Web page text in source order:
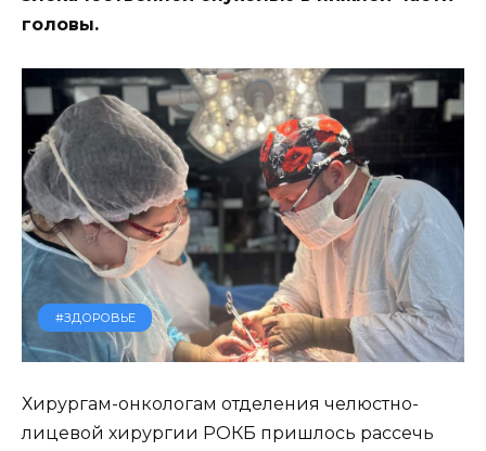
головы.
#ЗДОРОВЬЕ
Хирургам-онкологам отделения челюстно-
лицевой хирургии РОКБ пришлось рассечь